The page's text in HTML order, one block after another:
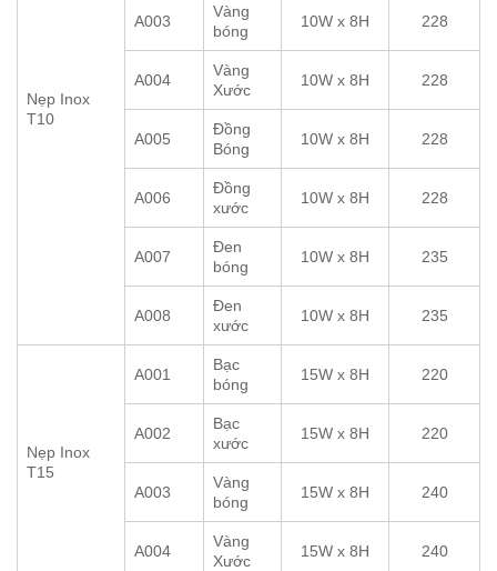
Nẹp Inox
T10
A003
Vàng
bóng
10W x 8H 228
A004
Vàng
Xước
10W x 8H 228
A005
Đồng
Bóng
10W x 8H 228
A006
Đồng
xước
10W x 8H 228
A007
Đen
bóng
10W x 8H 235
A008
Đen
xước
10W x 8H 235
Nẹp Inox
T15
A001
Bạc
bóng
15W x 8H 220
A002
Bạc
xước
15W x 8H 220
A003
Vàng
bóng
15W x 8H 240
A004
Vàng
Xước
15W x 8H 240